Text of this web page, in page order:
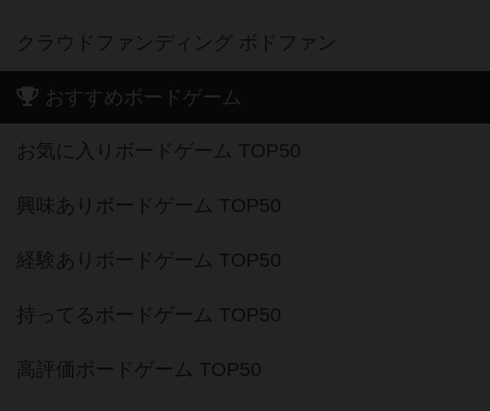
クラウドファンディング ボドファン
おすすめボードゲーム
お気に入りボードゲーム TOP50
興味ありボードゲーム TOP50
経験ありボードゲーム TOP50
持ってるボードゲーム TOP50
高評価ボードゲーム TOP50